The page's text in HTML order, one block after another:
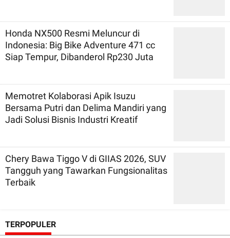
Honda NX500 Resmi Meluncur di
Indonesia: Big Bike Adventure 471 cc
Siap Tempur, Dibanderol Rp230 Juta
Memotret Kolaborasi Apik Isuzu
Bersama Putri dan Delima Mandiri yang
Jadi Solusi Bisnis Industri Kreatif
Chery Bawa Tiggo V di GIIAS 2026, SUV
Tangguh yang Tawarkan Fungsionalitas
Terbaik
TERPOPULER